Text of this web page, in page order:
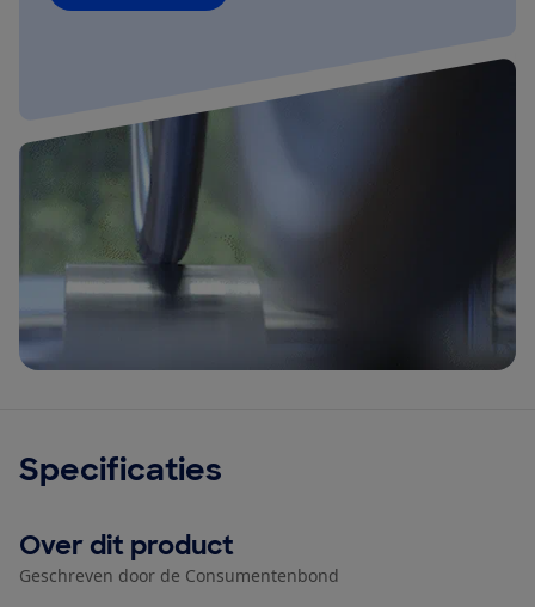
Specificaties
Over dit product
Geschreven door de Consumentenbond